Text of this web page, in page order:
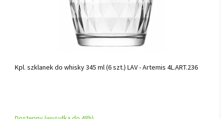
Kpl. szklanek do whisky 345 ml (6 szt.) LAV - Artemis 4L.ART.236